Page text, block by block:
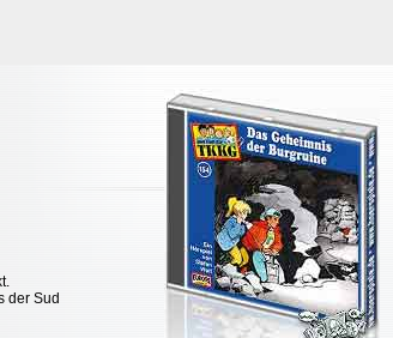
der Sud